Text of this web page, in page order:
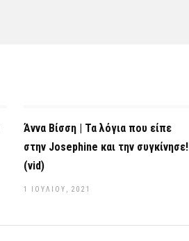
Άννα Βίσση | Τα λόγια που είπε
στην Josephine και την συγκίνησε!
(vid)
1 ΙΟΥΛΊΟΥ, 2021